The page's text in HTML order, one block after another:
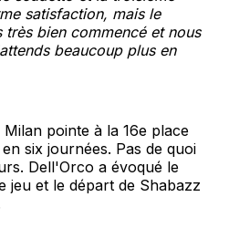
satisfaction, mais le
bien commencé et nous
beaucoup plus en
pointe à la 16e place
six journées. Pas de quoi
Dell'Orco a évoqué le
jeu et le départ de Shabazz